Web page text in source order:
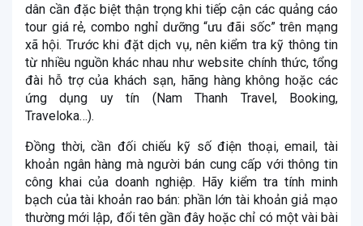
dân cần đặc biệt thận trọng khi tiếp cận các quảng cáo
tour giá rẻ, combo nghỉ dưỡng “ưu đãi sốc” trên mạng
xã hội. Trước khi đặt dịch vụ, nên kiểm tra kỹ thông tin
từ nhiều nguồn khác nhau như website chính thức, tổng
đài hỗ trợ của khách sạn, hãng hàng không hoặc các
ứng dụng uy tín (Nam Thanh Travel, Booking,
Traveloka…).
Đồng thời, cần đối chiếu kỹ số điện thoại, email, tài
khoản ngân hàng mà người bán cung cấp với thông tin
công khai của doanh nghiệp. Hãy kiểm tra tính minh
bạch của tài khoản rao bán: phần lớn tài khoản giả mạo
thường mới lập, đổi tên gần đây hoặc chỉ có một vài bài